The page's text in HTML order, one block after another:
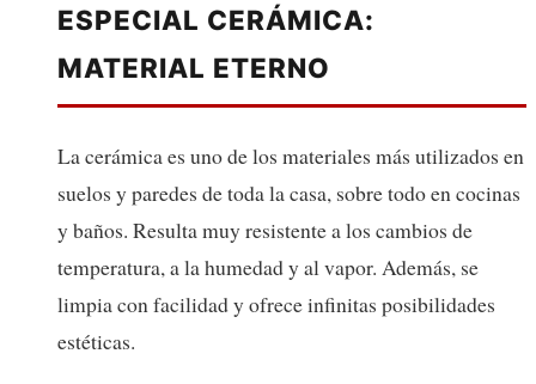
ESPECIAL CERÁMICA:
MATERIAL ETERNO
La cerámica es uno de los materiales más utilizados en
suelos y paredes de toda la casa, sobre todo en cocinas
y baños. Resulta muy resistente a los cambios de
temperatura, a la humedad y al vapor. Además, se
limpia con facilidad y ofrece infinitas posibilidades
estéticas.